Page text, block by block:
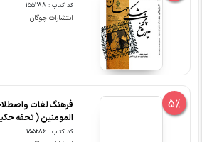
کد کتاب : 155288
انتشارات چوگان
5%
فرهنگ لغات
المومنین ( تحفه
کد کتاب : 155286